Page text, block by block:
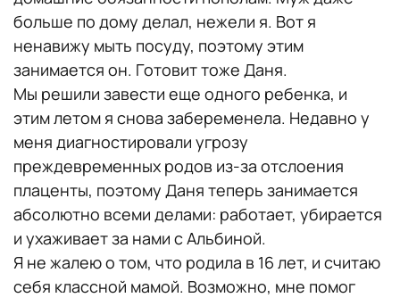
больше по дому делал, нежели я. Вот я
ненавижу мыть посуду, поэтому этим
занимается он. Готовит тоже Даня.
Мы решили завести еще одного ребенка, и
этим летом я снова забеременела. Недавно у
меня диагностировали угрозу
преждевременных родов из-за отслоения
плаценты, поэтому Даня теперь занимается
абсолютно всеми делами: работает, убирается
и ухаживает за нами с Альбиной.
Я не жалею о том, что родила в 16 лет, и считаю
себя классной мамой. Возможно, мне помог